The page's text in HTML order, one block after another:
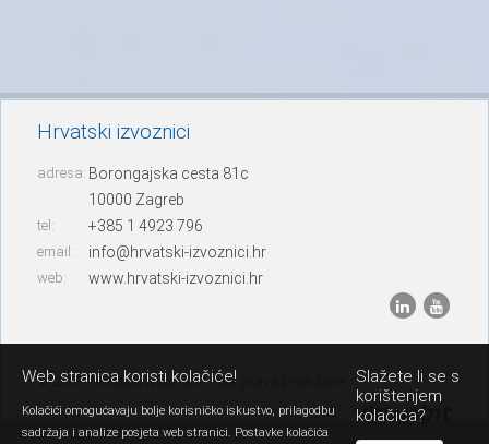
Hrvatski izvoznici
adresa: Borongajska cesta 81c
10000 Zagreb
tel: +385 1 4923 796
email: info@hrvatski-izvoznici.hr
web: www.hrvatski-izvoznici.hr
© 2013. Hrvatski izvoznici – sva prava pridržana
razvoj:
Web stranica koristi kolačiće!
Kolačići omogućavaju bolje korisničko iskustvo, prilagodbu
sadržaja i analize posjeta web stranici. Postavke kolačića
Slažete li se s
korištenjem
kolačića?